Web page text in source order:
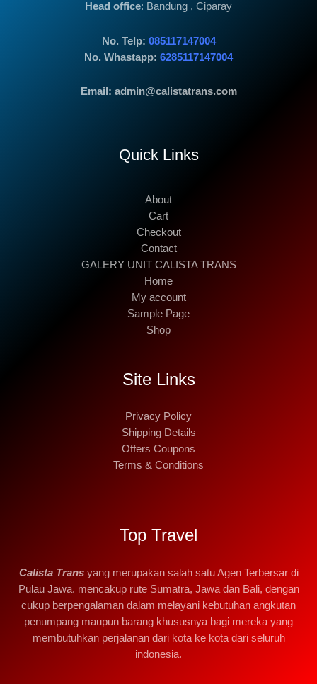
Head office: Bandung , Ciparay
No. Telp: 085117147004
No. Whastapp: 6285117147004
Email: admin@calistatrans.com
Quick Links
About
Cart
Checkout
Contact
GALERY UNIT CALISTA TRANS
Home
My account
Sample Page
Shop
Site Links
Privacy Policy
Shipping Details
Offers Coupons
Terms & Conditions
Top Travel
Calista Transyang merupakan salah satu Agen Terbersar di
Pulau Jawa. mencakup rute Sumatra, Jawa dan Bali, dengan
cukup berpengalaman dalam melayani kebutuhan angkutan
penumpang maupun barang khususnya bagi mereka yang
membutuhkan perjalanan dari kota ke kota dari seluruh
indonesia.